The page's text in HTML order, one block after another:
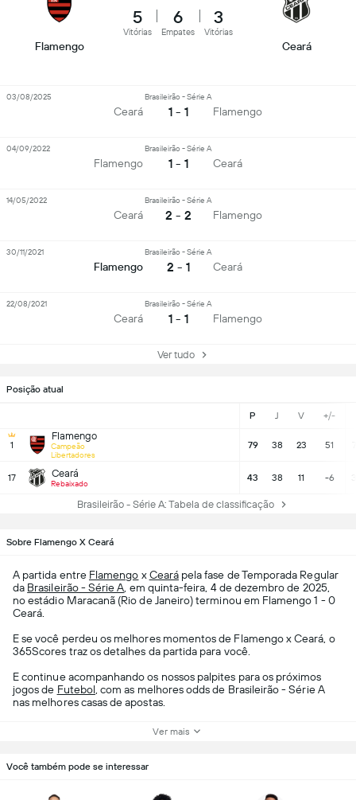
Posição atual
P J V +/-
1
Flamengo
Campeão
Libertadores
79 38 23 51
17 Ceará
Rebaixado
43 38 11 -6
Brasileirão - Série A: Tabela de classificação
Flamengo
5
Vitórias
6
Empates
3
Vitórias
Ceará
Ceará
Brasileirão - Série A
1 - 1 Flamengo
03/08/2025
Flamengo
Brasileirão - Série A
1 - 1 Ceará
04/09/2022
Ceará
Brasileirão - Série A
2 - 2 Flamengo
14/05/2022
Flamengo
Brasileirão - Série A
2 - 1 Ceará
30/11/2021
Ceará
Brasileirão - Série A
1 - 1 Flamengo
22/08/2021
Ver tudo
Sobre Flamengo X Ceará
A partida entre Flamengo xCearápela fase de Temporada Regular
da Brasileirão - Série A , em quinta-feira, 4 de dezembro de 2025,
no estádio Maracanã (Rio de Janeiro) terminou em Flamengo 1 - 0
Ceará.
E se você perdeu os melhores momentos de Flamengo x Ceará, o
365Scores traz os detalhes da partida para você.
E continue acompanhando os nossos palpites para os próximos
jogos de Futebol , com as melhores odds de Brasileirão - Série A
nas melhores casas de apostas.
Ver mais
Você também pode se interessar